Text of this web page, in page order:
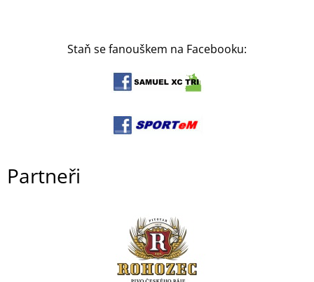
Staň se fanouškem na Facebooku:
Partneři